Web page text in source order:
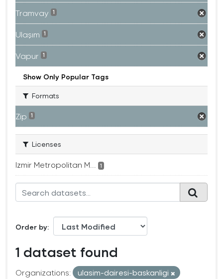
Tramvay 1
Ulaşım 1
Vapur 1
Show Only Popular Tags
Formats
Zip 1
Licenses
Izmir Metropolitan M... 1
Order by
1 dataset found
Organizations:
ulasim-dairesi-baskanligi